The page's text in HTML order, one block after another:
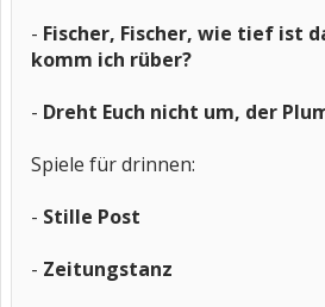
- Fischer, Fischer, wie tief ist
komm ich rüber?
- Dreht Euch nicht um, der
Spiele für drinnen:
- Stille Post
- Zeitungstanz